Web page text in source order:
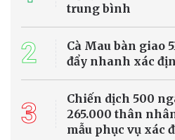
để chăm sóc, cứu hộ.
Đa dạng sinh học
Hà Nội tăng tốc xây dựng
đai, phấn đấu hoàn